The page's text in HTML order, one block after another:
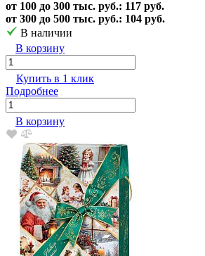
от 100 до 300 тыс. руб.: 117 руб.
от 300 до 500 тыс. руб.: 104 руб.
В наличии
В корзину
Купить в 1 клик
Подробнее
В корзину